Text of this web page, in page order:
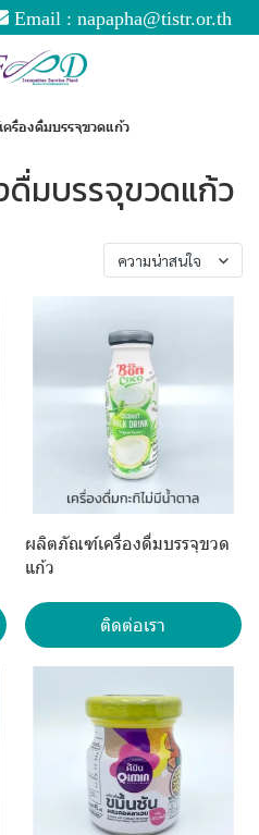
Email : napapha@tistr.or.th
รื่องดื่มบรรจุขวดแก้ว
มบรรจุขวดแก้ว
ความน่าสนใจ
ผลิตภัณฑ์เครื่องดื่มบรรจุขวด
แก้ว
ติดต่อเรา